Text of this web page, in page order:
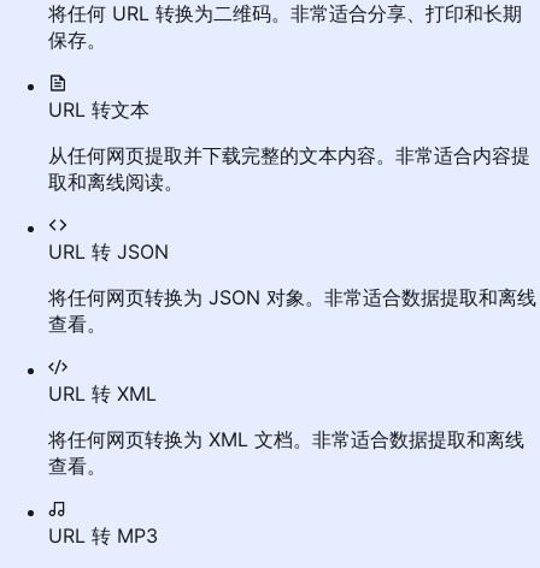
将任何 URL 转换为二维码。非常适合分享、打印和长期
保存。
URL 转文本
从任何网页提取并下载完整的文本内容。非常适合内容提
取和离线阅读。
URL 转 JSON
将任何网页转换为 JSON 对象。非常适合数据提取和离线
查看。
URL 转 XML
将任何网页转换为 XML 文档。非常适合数据提取和离线
查看。
URL 转 MP3